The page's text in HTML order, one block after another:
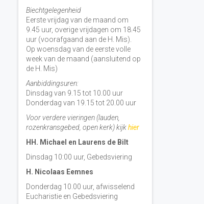
Biechtgelegenheid
Eerste vrijdag van de maand om
9.45 uur, overige vrijdagen om 18.45
uur (voorafgaand aan de H. Mis).
Op woensdag van de eerste volle
week van de maand (aansluitend op
de H. Mis)
Aanbiddingsuren:
Dinsdag van 9.15 tot 10.00 uur
Donderdag van 19.15 tot 20.00 uur
Voor verdere vieringen (lauden,
rozenkransgebed, open kerk) kijkhier
HH. Michael en Laurens de Bilt
Dinsdag 10:00 uur, Gebedsviering
H. Nicolaas Eemnes
Donderdag 10.00 uur, afwisselend
Eucharistie en Gebedsviering